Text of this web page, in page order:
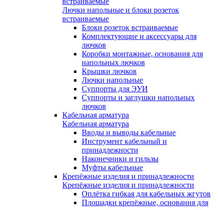
Лючки напольные и блоки розеток
встраиваемые
Блоки розеток встраиваемые
Комплектующие и аксессуары для
лючков
Коробки монтажные, основания для
напольных лючков
Крышки лючков
Лючки напольные
Суппорты для ЭУИ
Суппорты и заглушки напольных
лючков
Кабельная арматура
Кабельная арматура
Вводы и выводы кабельные
Инструмент кабельный и
принадлежности
Наконечники и гильзы
Муфты кабельные
Крепёжные изделия и принадлежности
Крепёжные изделия и принадлежности
Оплётка гибкая для кабельных жгутов
Площадки крепёжные, основания для